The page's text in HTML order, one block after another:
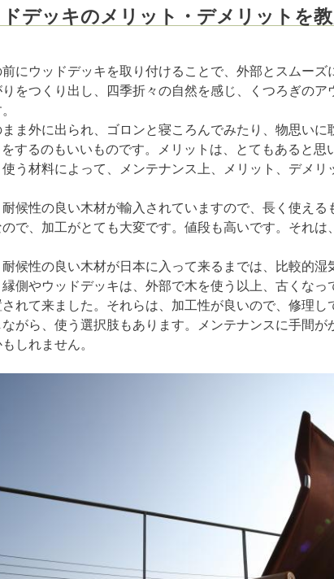
デッキのメリット・デメリットを
にウッドデッキを取り付けることで、外部とスムー
りをつくり出し、四季折々の自然を感じ、くつろぎの
ま外に出られ、ゴロンと寝ころんでみたり、物思い
をするのもいいものです。メリットは、とてもあると思
う材料によって、メンテナンス上、メリット、デメ
候性の良い木材が輸入されていますので、長く使え
で、加工がとても大変です。値段も高いです。それ
耐候性の良い木材が日本に入って来るまでは、比較的
側やウッドデッキは、外部で木を使う以上、古くな
れて来ました。それらは、加工性が良いので、修理
ながら、使う選択肢もあります。メンテナンスに手間
しれません。